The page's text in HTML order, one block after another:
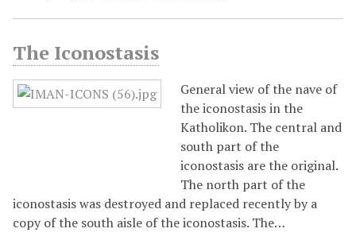
The Iconostasis
General view of the nave of
the iconostasis in the
Katholikon. The central and
south part of the
iconostasis are the original.
The north part of the
iconostasis was destroyed and replaced recently by a
copy of the south aisle of the iconostasis. The…